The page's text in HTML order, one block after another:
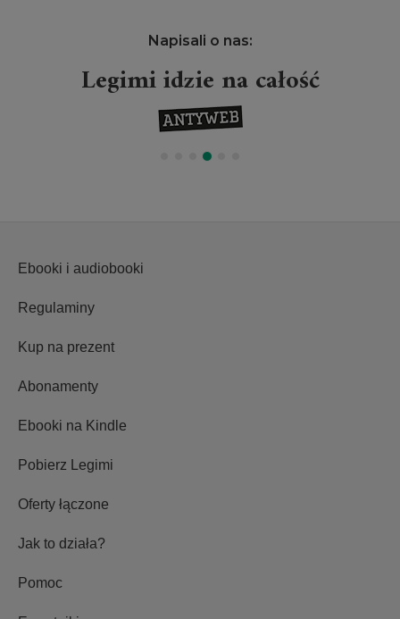
Napisali o nas:
Legimi idzie na całość
Ebooki i audiobooki
Regulaminy
Kup na prezent
Abonamenty
Ebooki na Kindle
Pobierz Legimi
Oferty łączone
Jak to działa?
Pomoc